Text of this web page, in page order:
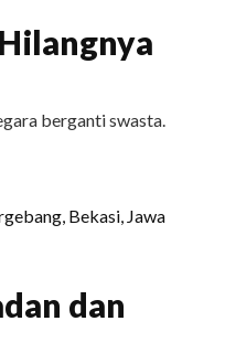
berganti swasta.
dan